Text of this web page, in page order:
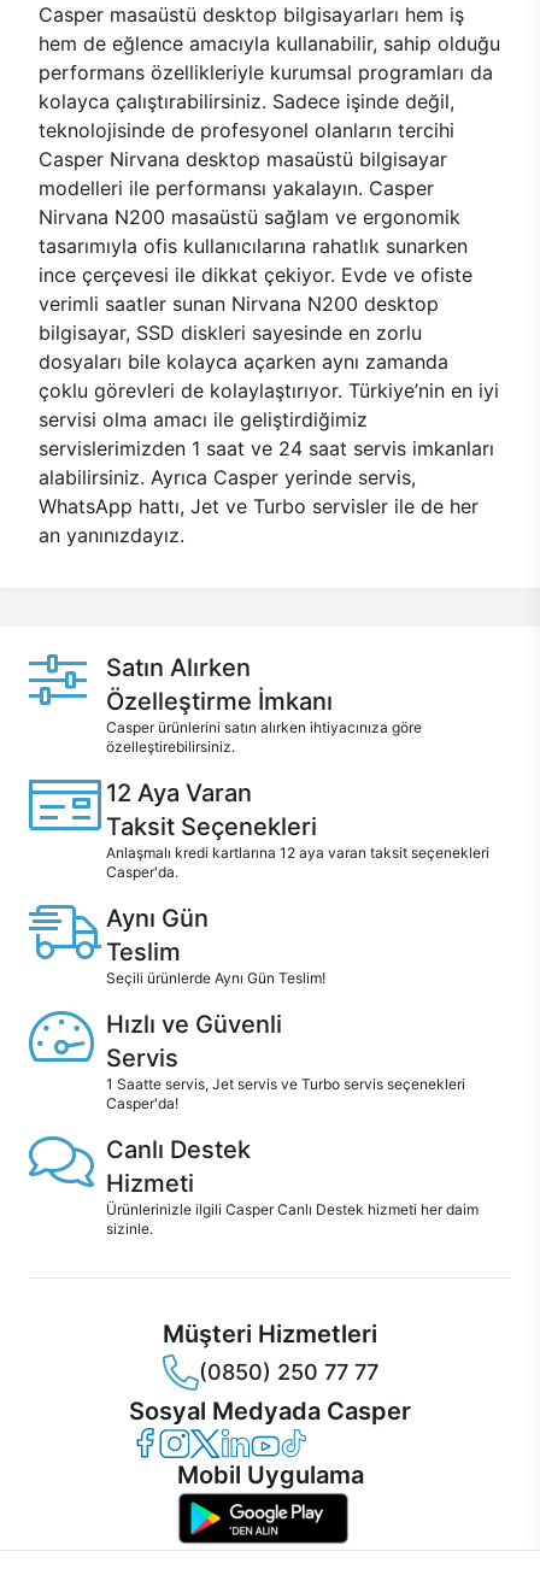
Casper masaüstü desktop bilgisayarları hem iş
hem de eğlence amacıyla kullanabilir, sahip olduğu
performans özellikleriyle kurumsal programları da
kolayca çalıştırabilirsiniz. Sadece işinde değil,
teknolojisinde de profesyonel olanların tercihi
Casper Nirvana desktop masaüstü bilgisayar
modelleri ile performansı yakalayın. Casper
Nirvana N200 masaüstü sağlam ve ergonomik
tasarımıyla ofis kullanıcılarına rahatlık sunarken
ince çerçevesi ile dikkat çekiyor. Evde ve ofiste
verimli saatler sunan Nirvana N200 desktop
bilgisayar, SSD diskleri sayesinde en zorlu
dosyaları bile kolayca açarken aynı zamanda
çoklu görevleri de kolaylaştırıyor. Türkiye’nin en iyi
servisi olma amacı ile geliştirdiğimiz
servislerimizden 1 saat ve 24 saat servis imkanları
alabilirsiniz. Ayrıca Casper yerinde servis,
WhatsApp hattı, Jet ve Turbo servisler ile de her
an yanınızdayız.
Satın Alırken
Özelleştirme İmkanı
Casper ürünlerini satın alırken ihtiyacınıza göre
özelleştirebilirsiniz.
12 Aya Varan
Taksit Seçenekleri
Anlaşmalı kredi kartlarına 12 aya varan taksit seçenekleri
Casper'da.
Aynı Gün
Teslim
Seçili ürünlerde Aynı Gün Teslim!
Hızlı ve Güvenli
Servis
1 Saatte servis, Jet servis ve Turbo servis seçenekleri
Casper'da!
Canlı Destek
Hizmeti
Ürünlerinizle ilgili Casper Canlı Destek hizmeti her daim
sizinle.
Müşteri Hizmetleri
(0850) 250 77 77
Sosyal Medyada Casper
Casper Facebook
Casper Instagram
Casper Twitter
Casper LinkedIn
Casper YouTube
Casper TikTok
Mobil Uygulama